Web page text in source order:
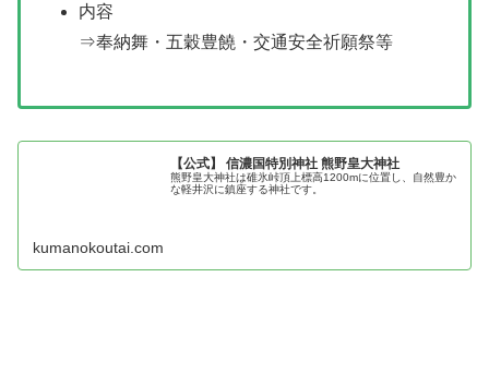
内容
⇒奉納舞・五穀豊饒・交通安全祈願祭等
【公式】 信濃国特別神社 熊野皇大神社
熊野皇大神社は碓氷峠頂上標高1200mに位置し、自然豊か
な軽井沢に鎮座する神社です。
kumanokoutai.com